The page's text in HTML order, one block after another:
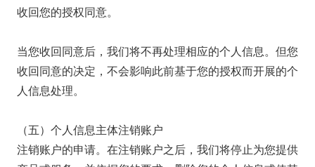
收回您的授权同意。
当您收回同意后，我们将不再处理相应的个人信息。但您
收回同意的决定，不会影响此前基于您的授权而开展的个
人信息处理。
（五）个人信息主体注销账户
注销账户的申请。在注销账户之后，我们将停止为您提供